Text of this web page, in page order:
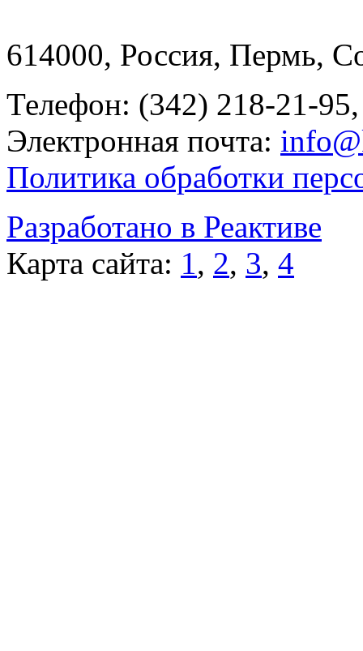
614000, Россия, Пермь,
Телефон: (342) 218-21-
Электронная почта:
Политика обработки
Разработано в Реактиве
Карта сайта: 1, 2, 3, 4